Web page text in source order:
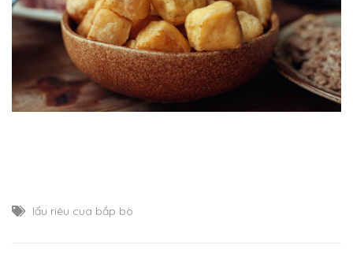
lẩu riêu cua bắp bò